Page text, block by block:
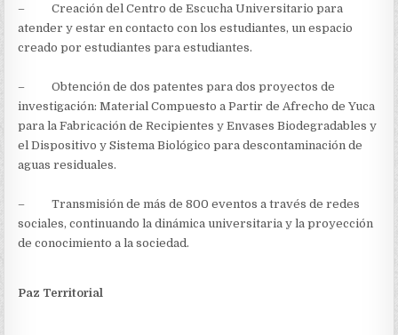
– Creación del Centro de Escucha Universitario para
atender y estar en contacto con los estudiantes, un espacio
creado por estudiantes para estudiantes.
– Obtención de dos patentes para dos proyectos de
investigación: Material Compuesto a Partir de Afrecho de Yuca
para la Fabricación de Recipientes y Envases Biodegradables y
el Dispositivo y Sistema Biológico para descontaminación de
aguas residuales.
– Transmisión de más de 800 eventos a través de redes
sociales, continuando la dinámica universitaria y la proyección
de conocimiento a la sociedad.
Paz Territorial